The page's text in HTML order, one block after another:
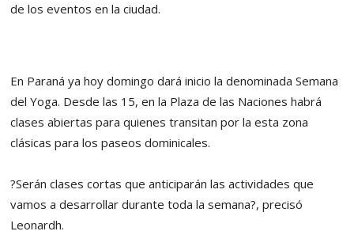
de los eventos en la ciudad.
En Paraná ya hoy domingo dará inicio la denominada Semana
del Yoga. Desde las 15, en la Plaza de las Naciones habrá
clases abiertas para quienes transitan por la esta zona
clásicas para los paseos dominicales.
?Serán clases cortas que anticiparán las actividades que
vamos a desarrollar durante toda la semana?, precisó
Leonardh.